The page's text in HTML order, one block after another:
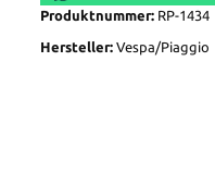
Produktnummer: RP-1434
Hersteller: Vespa/Piaggio